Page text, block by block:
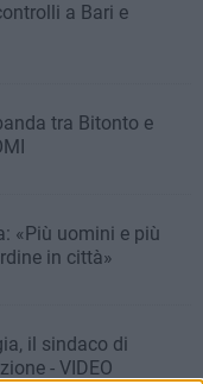
a Bari e
tra Bitonto e
«Più uomini e più
in città»
il sindaco di
- VIDEO